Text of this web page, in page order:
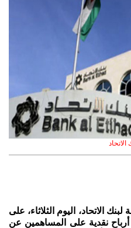
الاتحاد، اليوم الثلاثاء، على
نقدية على المساهمين عن